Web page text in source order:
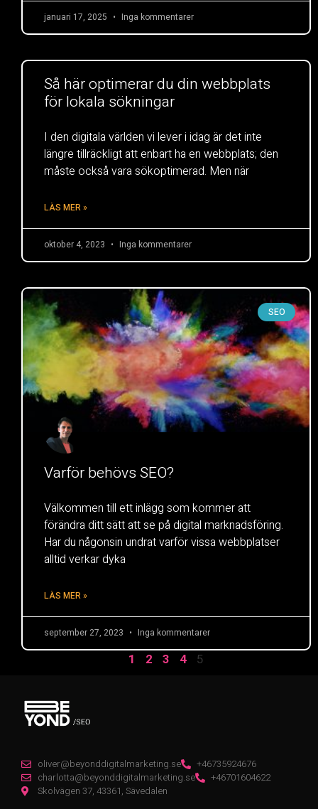
januari 17, 2025 Inga kommentarer
Så här optimerar du din webbplats
för lokala sökningar
I den digitala världen vi lever i idag är det inte
längre tillräckligt att enbart ha en webbplats; den
måste också vara sökoptimerad. Men när
LÄS MER »
oktober 4, 2023 Inga kommentarer
SEO
Varför behövs SEO?
Välkommen till ett inlägg som kommer att
förändra ditt sätt att se på digital marknadsföring.
Har du någonsin undrat varför vissa webbplatser
alltid verkar dyka
LÄS MER »
september 27, 2023 Inga kommentarer
1 2 3 4 5
oliver@beyonddigitalmarketing.se
+46735924676
charlotta@beyonddigitalmarketing.se
+46701604622
Skolvägen 37, 43361, Sävedalen